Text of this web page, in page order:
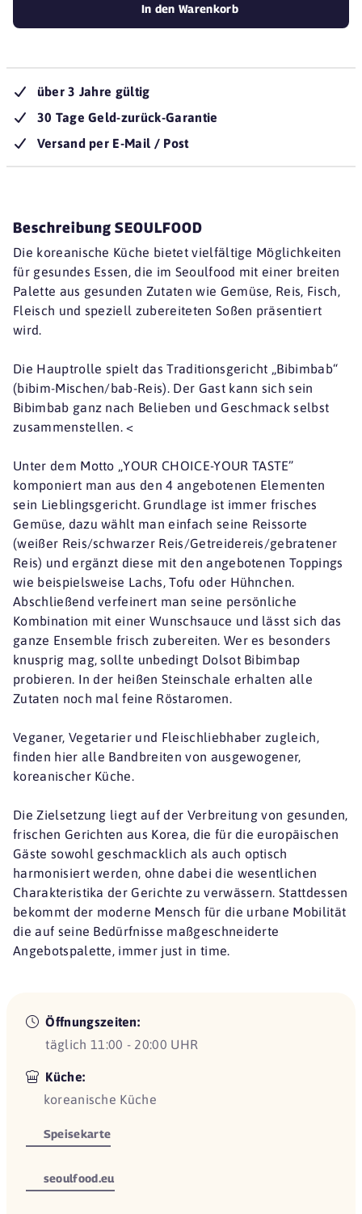
In den Warenkorb
über 3 Jahre gültig
30 Tage Geld-zurück-Garantie
Versand per E-Mail / Post
Beschreibung SEOULFOOD
Die koreanische Küche bietet vielfältige Möglichkeiten
für gesundes Essen, die im Seoulfood mit einer breiten
Palette aus gesunden Zutaten wie Gemüse, Reis, Fisch,
Fleisch und speziell zubereiteten Soßen präsentiert
wird.
Die Hauptrolle spielt das Traditionsgericht „Bibimbab“
(bibim-Mischen/bab-Reis). Der Gast kann sich sein
Bibimbab ganz nach Belieben und Geschmack selbst
zusammenstellen. <
Unter dem Motto „YOUR CHOICE-YOUR TASTE”
komponiert man aus den 4 angebotenen Elementen
sein Lieblingsgericht. Grundlage ist immer frisches
Gemüse, dazu wählt man einfach seine Reissorte
(weißer Reis/schwarzer Reis/Getreidereis/gebratener
Reis) und ergänzt diese mit den angebotenen Toppings
wie beispielsweise Lachs, Tofu oder Hühnchen.
Abschließend verfeinert man seine persönliche
Kombination mit einer Wunschsauce und lässt sich das
ganze Ensemble frisch zubereiten. Wer es besonders
knusprig mag, sollte unbedingt Dolsot Bibimbap
probieren. In der heißen Steinschale erhalten alle
Zutaten noch mal feine Röstaromen.
Veganer, Vegetarier und Fleischliebhaber zugleich,
finden hier alle Bandbreiten von ausgewogener,
koreanischer Küche.
Die Zielsetzung liegt auf der Verbreitung von gesunden,
frischen Gerichten aus Korea, die für die europäischen
Gäste sowohl geschmacklich als auch optisch
harmonisiert werden, ohne dabei die wesentlichen
Charakteristika der Gerichte zu verwässern. Stattdessen
bekommt der moderne Mensch für die urbane Mobilität
die auf seine Bedürfnisse maßgeschneiderte
Angebotspalette, immer just in time.
Öffnungszeiten:
täglich 11:00 - 20:00 UHR
Küche:
koreanische Küche
Speisekarte
seoulfood.eu